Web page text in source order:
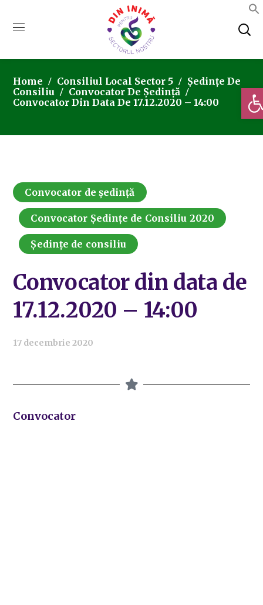
Home Consiliul Local Sector 5
Ședințe De
Consiliu
Convocator De Ședință
Convocator Din Data De 17.12.2020 – 14:00
Convocator de ședință
Convocator Ședințe de Consiliu 2020
Ședințe de consiliu
Convocator din data de
17.12.2020 – 14:00
17 decembrie 2020
Convocator